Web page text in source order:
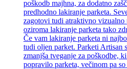
poškodb majhna, za dodatno
predhodno lakiranje parketa.
zagotovi tudi atraktivno vizualno
oziroma lakiranje parketa tako
Če vam lakiranje parketa ni
tudi oljen parket. Parketi Artisan
zmanjša tveganje za poškodbe,
popravilo parketa, večinom pa